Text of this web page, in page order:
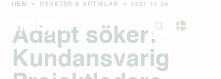
HEM > NYHETER & ARTIKLAR > 2021-11-24
Adapt söker:
Kundansvarig